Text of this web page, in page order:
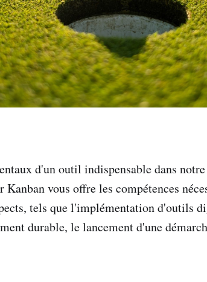
d'un outil indispensable dans
vous offre les compétences
tels que l'implémentation d'outils
durable, le lancement d'une